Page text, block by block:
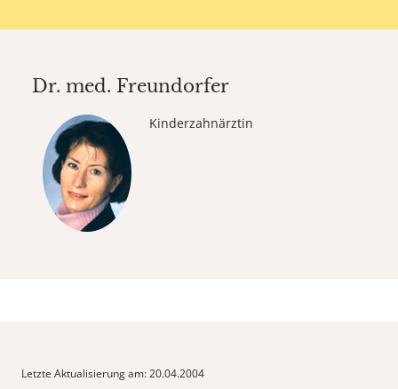
Dr. med. Freundorfer
Kinderzahnärztin
Letzte Aktualisierung am: 20.04.2004